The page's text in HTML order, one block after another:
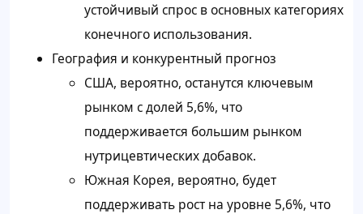
устойчивый спрос в основных категориях
конечного использования.
География и конкурентный прогноз
США, вероятно, останутся ключевым
рынком с долей 5,6%, что
поддерживается большим рынком
нутрицевтических добавок.
Южная Корея, вероятно, будет
поддерживать рост на уровне 5,6%, что